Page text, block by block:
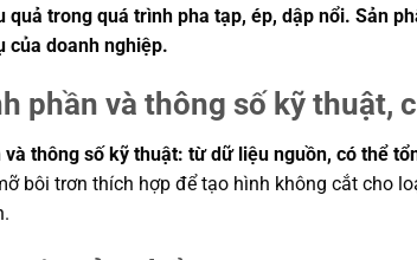
quả trong quá trình pha tạp, ép, dập nổi. Sản
của doanh nghiệp.
phần và thông số kỹ thuật,
và thông số kỹ thuật: từ dữ liệu nguồn, có thể
bôi trơn thích hợp để tạo hình không cắt cho